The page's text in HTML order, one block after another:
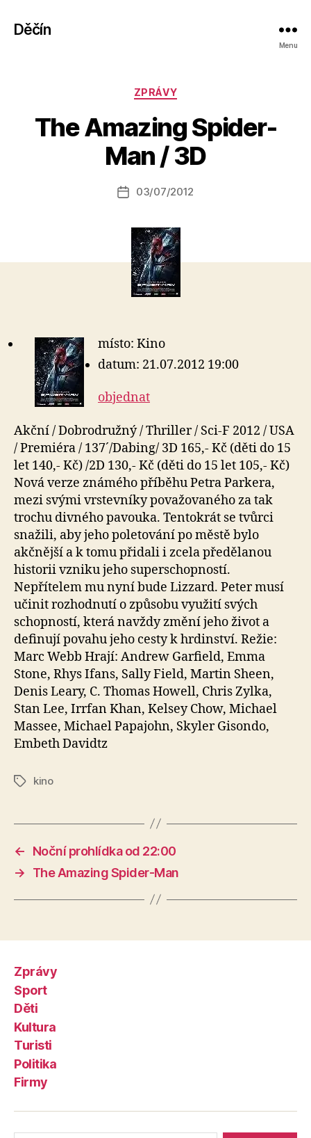
Děčín
Menu
Rubriky
ZPRÁVY
The Amazing Spider-
Man / 3D
Autor
příspěvku
u
t
o
a
Datum
03/07/2012
místo: Kino
datum: 21.07.2012 19:00
objednat
Akční / Dobrodružný / Thriller / Sci-F 2012 / USA
/ Premiéra / 137´/Dabing/ 3D 165,- Kč (děti do 15
let 140,- Kč) /2D 130,- Kč (děti do 15 let 105,- Kč)
Nová verze známého příběhu Petra Parkera,
mezi svými vrstevníky považovaného za tak
trochu divného pavouka. Tentokrát se tvůrci
snažili, aby jeho poletování po městě bylo
akčnější a k tomu přidali i zcela předělanou
historii vzniku jeho superschopností.
Nepřítelem mu nyní bude Lizzard. Peter musí
učinit rozhodnutí o způsobu využití svých
schopností, která navždy změní jeho život a
definují povahu jeho cesty k hrdinství. Režie:
Marc Webb Hrají: Andrew Garfield, Emma
Stone, Rhys Ifans, Sally Field, Martin Sheen,
Denis Leary, C. Thomas Howell, Chris Zylka,
Stan Lee, Irrfan Khan, Kelsey Chow, Michael
Massee, Michael Papajohn, Skyler Gisondo,
Embeth Davidtz
Štítkykino
←
Noční prohlídka od 22:00
→
The Amazing Spider-Man
Zprávy
Sport
Děti
Kultura
Turisti
Politika
Firmy